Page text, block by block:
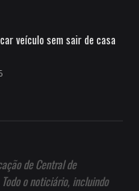
veículo sem sair de casa
de Central de
o noticiário, incluindo